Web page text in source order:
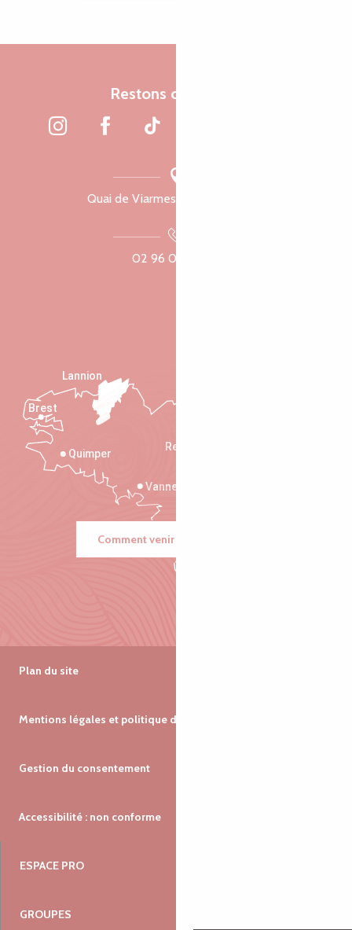
Restons connectés
Quai de Viarmes, 22300 Lannion
02 96 05 60 70
Rennes
Vannes
Quimper
Lannion
Brest
Comment venir ?
Plan du site
Mentions légales et politique de confidentialité
Gestion du consentement
Accessibilité : non conforme
ESPACE PRO
GROUPES